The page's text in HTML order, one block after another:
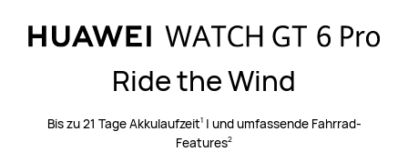
Ride the Wind
Bis zu 21 Tage Akkulaufzeit1| und umfassende Fahrrad-
Features2